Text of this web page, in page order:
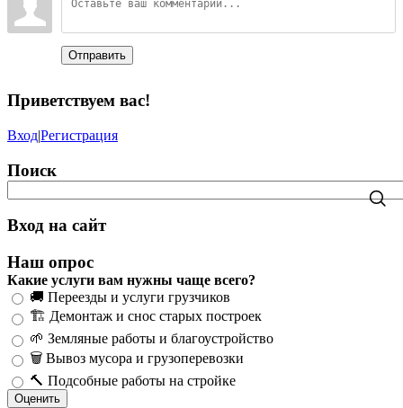
Отправить
Приветствуем вас!
Вход|Регистрация
Поиск
Вход на сайт
Наш опрос
Какие услуги вам нужны чаще всего?
🚚 Переезды и услуги грузчиков
🏗️ Демонтаж и снос старых построек
🌱 Земляные работы и благоустройство
🗑️ Вывоз мусора и грузоперевозки
🔨 Подсобные работы на стройке